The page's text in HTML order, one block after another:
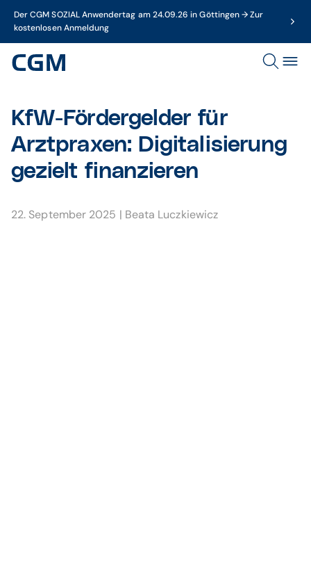
Der CGM SOZIAL Anwendertag am 24.09.26 in Göttingen → Zur
kostenlosen Anmeldung
KfW-Fördergelder für
Arztpraxen: Digitalisierung
gezielt finanzieren
22. September 2025 | Beata Luczkiewicz